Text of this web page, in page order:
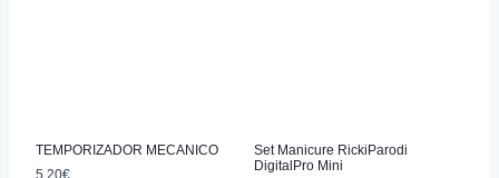
TEMPORIZADOR MECANICO
5.20€
Set Manicure RickiParodi
DigitalPro Mini